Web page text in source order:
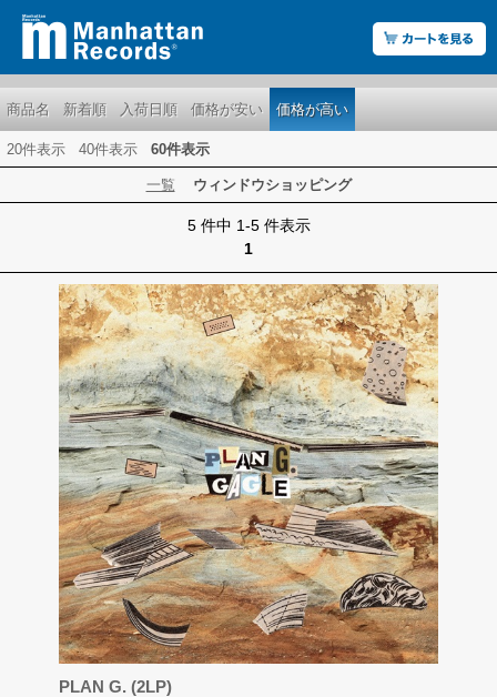
商品名 新着順 入荷日順 価格が安い 価格が高い
20件表示 40件表示 60件表示
一覧 ウィンドウショッピング
5 件中 1-5 件表示
1
PLAN G. (2LP)